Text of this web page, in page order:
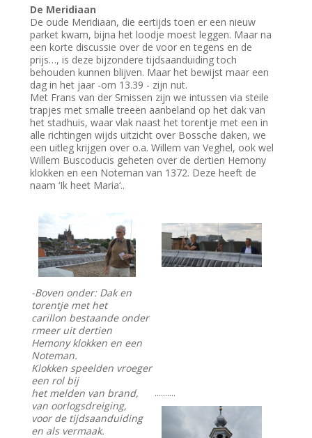
De Meridiaan
De oude Meridiaan, die eertijds toen er een nieuw
parket kwam, bijna het loodje moest leggen. Maar na
een korte discussie over de voor en tegens en de
prijs…, is deze bijzondere tijdsaanduiding toch
behouden kunnen blijven. Maar het bewijst maar een
dag in het jaar -om 13.39 - zijn nut.
Met Frans van der Smissen zijn we intussen via steile
trapjes met smalle treeën aanbeland op het dak van
het stadhuis, waar vlak naast het torentje met een in
alle richtingen wijds uitzicht over Bossche daken, we
een uitleg krijgen over o.a. Willem van Veghel, ook wel
Willem Buscoducis geheten over de dertien Hemony
klokken en een Noteman van 1372. Deze heeft de
naam ‘Ik heet Maria‘..
-Boven onder: Dak en
torentje met het
carillon bestaande onder
rmeer uit dertien
Hemony klokken en een
Noteman.
Klokken speelden vroeger
een rol bij
het melden van brand,
van oorlogsdreiging,
voor de tijdsaanduiding
en als vermaak.
..........